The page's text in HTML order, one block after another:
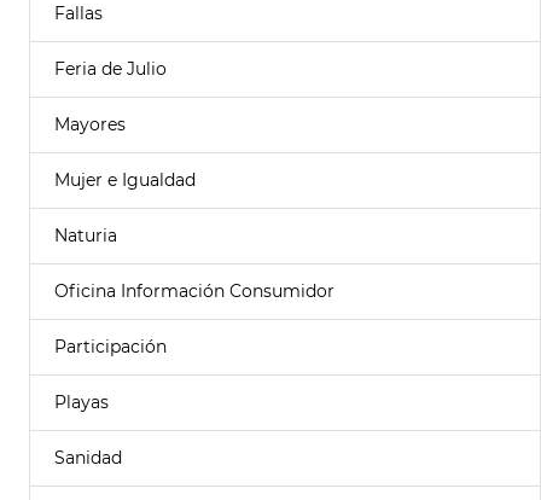
Fallas
Feria de Julio
Mayores
Mujer e Igualdad
Naturia
Oficina Información Consumidor
Participación
Playas
Sanidad